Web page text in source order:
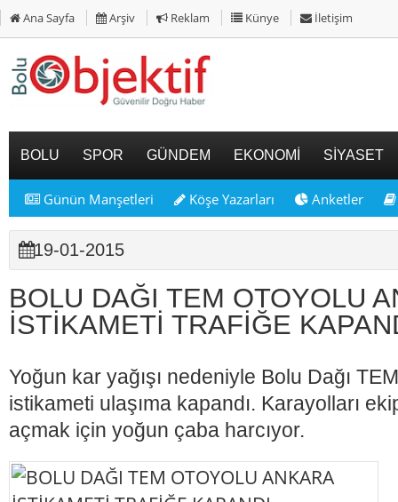
Ana Sayfa Arşiv Reklam Künye İletişim
BOLU SPOR GÜNDEM EKONOMİ SİYASET
Günün Manşetleri Köşe Yazarları Anketler
19-01-2015
BOLU DAĞI TEM OTOYOLU
İSTİKAMETİ TRAFİĞE
Yoğun kar yağışı nedeniyle Bolu Dağı
istikameti ulaşıma kapandı. Karayolları
açmak için yoğun çaba harcıyor.